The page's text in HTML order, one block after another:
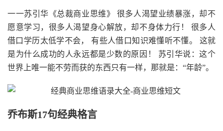
一一苏引华《总裁商业思维》 很多人渴望业绩暴涨，却不
愿意学习，很多人渴望身心解放，却不身体力行！ 很多人
借口学历太低学不会， 有些人借口知识难懂听不懂。 这就
是为什么成功的人永远都是少数的原因！ 苏引华说：这个
世界上唯一能不劳而获的东西只有一样，那就是：“年龄”。
乔布斯17句经典格言